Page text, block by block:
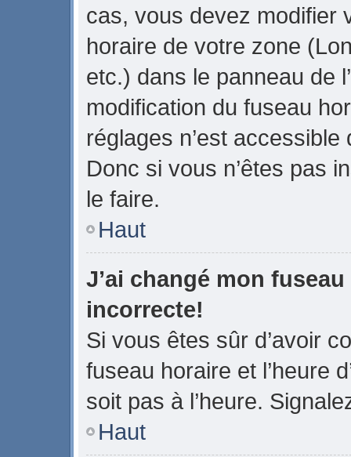
cas, vous devez modifier
horaire de votre zone
etc.) dans le panneau de
modification du fuseau
réglages n’est
Donc si vous n’êtes pas
le faire.
Haut
J’ai changé mon
incorrecte!
Si vous êtes sûr d’avoir
fuseau horaire et l’heure
soit pas à l’heure.
Haut